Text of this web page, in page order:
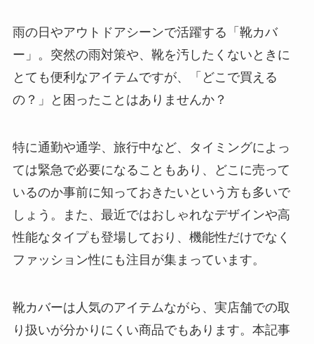
雨の日やアウトドアシーンで活躍する「靴カバ
ー」。突然の雨対策や、靴を汚したくないときに
とても便利なアイテムですが、「どこで買える
の？」と困ったことはありませんか？
特に通勤や通学、旅行中など、タイミングによっ
ては緊急で必要になることもあり、どこに売って
いるのか事前に知っておきたいという方も多いで
しょう。また、最近ではおしゃれなデザインや高
性能なタイプも登場しており、機能性だけでなく
ファッション性にも注目が集まっています。
靴カバーは人気のアイテムながら、実店舗での取
り扱いが分かりにくい商品でもあります。本記事